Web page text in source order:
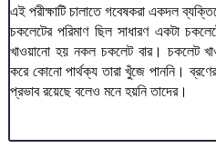
এই পরীক্ষাটি চালাতে গবেষকরা একদল
চকলেটের পরিমাণ ছিল সাধারণ একটা
খাওয়ানো হয় নকল চকলেট বার। চকলেট
করে কোনো পার্থক্য তারা খুঁজে পাননি।
প্রভাব রয়েছে বলেও মনে হয়নি তাদের।